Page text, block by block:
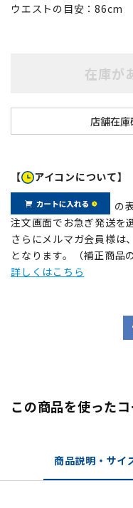
ウエストの目安：86cm
在庫が
【 アイコンについて】
の
注文画面でお急ぎ発送を
さらにメルマガ会員様は
となります。（補正商品
詳しくはこちら
この商品を使った
商品説明・サイ